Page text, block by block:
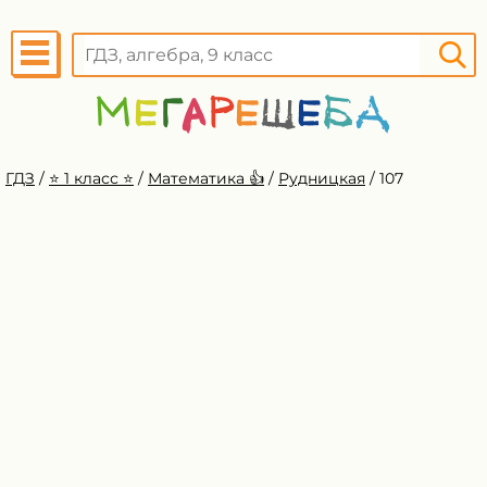
ГДЗ / ⭐️ 1 класс ⭐️ / Математика 👍 / Рудницкая / 107